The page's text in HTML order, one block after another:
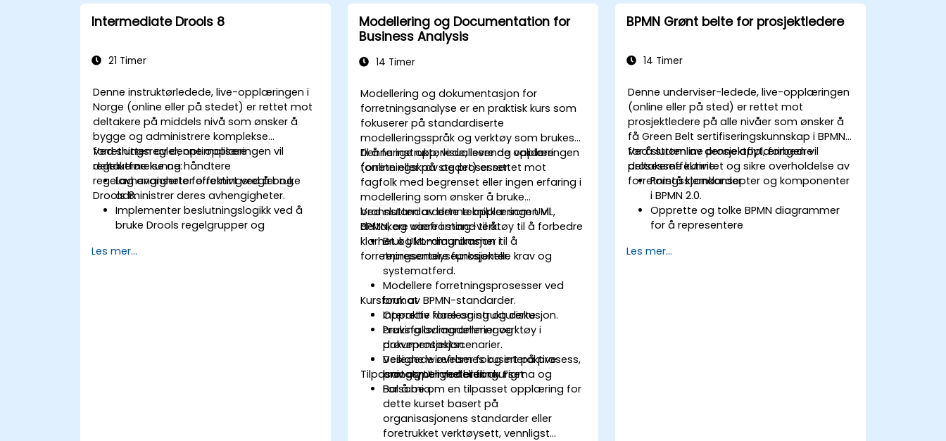
Optimaliser og feilsøk regeldrevne
arbeidsflyter.
Samarbeid med tekniske team for å
implementere og avgrense
forretningsregler.
Bruk beste fremgangsmåter for
livssyklusadministrasjon.
Implementer robust versjonskontroll og
samarbeidsmekanismer for
Design og distribuer skalerbare Drools-
Intermediate Drools 8
21 Timer
Denne instruktørledede, live-opplæringen i
Norge (online eller på stedet) er rettet mot
deltakere på middels nivå som ønsker å
bygge og administrere komplekse
forretningsregler, optimalisere
regelutførelse og håndtere
regelavhengigheter effektivt ved å bruke
Drools 8.
Ved slutten av denne opplæringen vil
deltakerne kunne:
Lag avanserte forretningsregler og
administrer deres avhengigheter.
Implementer beslutningslogikk ved å
bruke Drools regelgrupper og
Optimaliser ytelsen til regelutførelse i
Les mer...
Modellering og Documentation for
Business Analysis
14 Timer
Modellering og dokumentasjon for
forretningsanalyse er en praktisk kurs som
fokuserer på standardiserte
modelleringsspråk og verktøy som brukes
til å fange opp, visualisere og validere
forretningskrav og prosesser.
Denne instruktørlede, levende opplæringen
(online eller på stedet) er rettet mot
fagfolk med begrenset eller ingen erfaring i
modellering som ønsker å bruke
brannstandarderte teknikker som UML,
BPMN, og wireframing-verktøy til å forbedre
klarhet og kommunikasjon i
forretningsanalyseprosjekter.
Ved slutten av denne opplæringen vil
deltakere være i stand til å:
Bruk UML-diagrammer til å
representere funksjonelle krav og
systematferd.
Modellere forretningsprosesser ved
bruk av BPMN-standarder.
Opprette klare og strukturerte
bruksfallsdiagrammer og
dokumentasjon.
Designe wireframes og interaktive
prototyper ved bruk av Figma og
Balsamiq.
Kursformat
Interaktiv forelesning og diskusjon.
Prøving av modelleringverktøy i
prøveprosjektscenarier.
Veiledede øvelser fokusert på prosess,
krav og UI-modellering.
Tilpasningsmuligheter for kurset
For å be om en tilpasset opplæring for
dette kurset basert på
organisasjonens standarder eller
foretrukket verktøysett, vennligst
BPMN Grønt belte for prosjektledere
14 Timer
Denne underviser-ledede, live-opplæringen
(online eller på sted) er rettet mot
prosjektledere på alle nivåer som ønsker å
få Green Belt sertifiseringskunnskap i BPMN
for å strømline prosjektflyt, forbedre
prosesseffektivitet og sikre overholdelse av
forretningsstandarder.
Ved slutten av denne opplæringen vil
deltakerne kunne:
Forstå kjernkonsepter og komponenter
i BPMN 2.0.
Opprette og tolke BPMN diagrammer
for å representere
Optimalisere flyt ved å følge beste
Les mer...